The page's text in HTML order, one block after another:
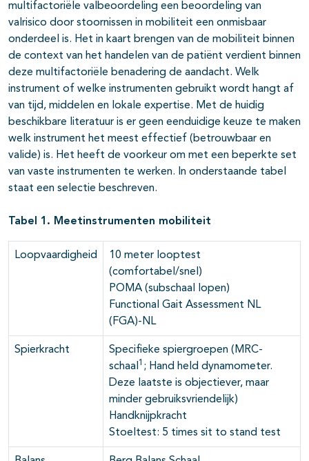
multifactoriële valbeoordeling een beoordeling van
valrisico door stoornissen in mobiliteit een onmisbaar
onderdeel is. Het in kaart brengen van de mobiliteit binnen
de context van het handelen van de patiënt verdient binnen
deze multifactoriële benadering de aandacht. Welk
instrument of welke instrumenten gebruikt wordt hangt af
van tijd, middelen en lokale expertise. Met de huidig
beschikbare literatuur is er geen eenduidige keuze te maken
welk instrument het meest effectief (betrouwbaar en
valide) is. Het heeft de voorkeur om met een beperkte set
van vaste instrumenten te werken. In onderstaande tabel
staat een selectie beschreven.
Tabel 1. Meetinstrumenten mobiliteit
Loopvaardigheid
10 meter looptest
(comfortabel/snel)
POMA (subschaal lopen)
Functional Gait Assessment NL
(FGA)-NL
Spierkracht
Specifieke spiergroepen (MRC-
schaal 1 ; Hand held dynamometer.
Deze laatste is objectiever, maar
minder gebruiksvriendelijk)
Handknijpkracht
Stoeltest: 5 times sit to stand test